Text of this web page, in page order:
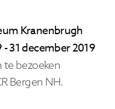
Kranenbrugh
31 december 2019
bezoeken
Bergen NH.